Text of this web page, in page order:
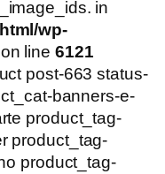
in
wp-
on line 6121
post-663 status-
banners-e-
product_tag-
product_tag-
product_tag-